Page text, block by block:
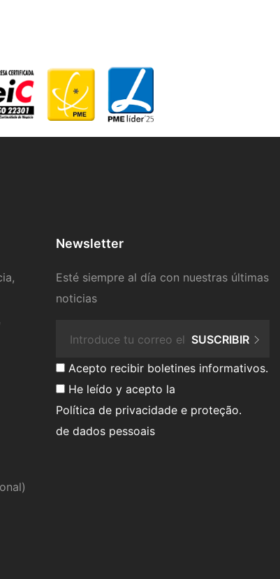
Newsletter
Esté siempre al día con nuestras últimas
noticias
Acepto recibir boletines informativos.
He leído y acepto la
Política de privacidade e proteção
de dados pessoais
.
SUSCRIBIR